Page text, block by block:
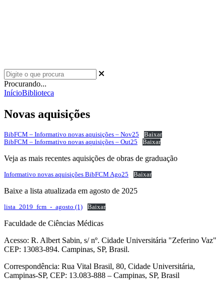
Procurando...
InícioBiblioteca
Novas aquisições
BibFCM – Informativo novas aquisições – Nov25
Baixar
BibFCM – Informativo novas aquisições – Out25
Baixar
Veja as mais recentes aquisições de obras de graduação
Informativo novas aquisições BibFCM Ago25 Baixar
Baixe a lista atualizada em agosto de 2025
lista_2019_fcm_-_agosto (1) Baixar
Faculdade de Ciências Médicas
Acesso: R. Albert Sabin, s/ nº. Cidade Universitária "Zeferino Vaz"
CEP: 13083-894. Campinas, SP, Brasil.
Correspondência: Rua Vital Brasil, 80, Cidade Universitária,
Campinas-SP, CEP: 13.083-888 – Campinas, SP, Brasil